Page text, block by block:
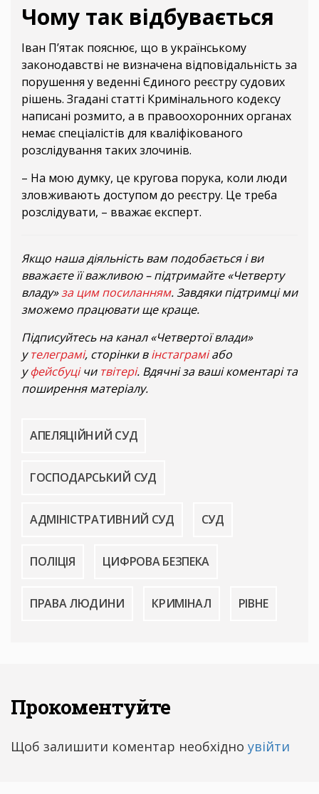
Чому так відбувається
Іван П’ятак пояснює, що в українському
законодавстві не визначена відповідальність за
порушення у веденні Єдиного реєстру судових
рішень. Згадані статті Кримінального кодексу
написані розмито, а в правоохоронних органах
немає спеціалістів для кваліфікованого
розслідування таких злочинів.
– На мою думку, це кругова порука, коли люди
зловживають доступом до реєстру. Це треба
розслідувати, – вважає експерт.
Якщо наша діяльність вам подобається і ви
вважаєте її важливою – підтримайте «Четверту
владу»за цим посиланням. Завдяки підтримці ми
зможемо працювати ще краще.
Підписуйтесь на канал «Четвертої влади»
утелеграмі, сторінки вінстаграміабо
уфейсбуцічи твітері. Вдячні за ваші коментарі та
поширення матеріалу.
АПЕЛЯЦІЙНИЙ СУД
ГОСПОДАРСЬКИЙ СУД
АДМІНІСТРАТИВНИЙ СУД СУД
ПОЛІЦІЯ ЦИФРОВА БЕЗПЕКА
ПРАВА ЛЮДИНИ КРИМІНАЛ РІВНЕ
Прокоментуйте
Щоб залишити коментар необхідно увійти